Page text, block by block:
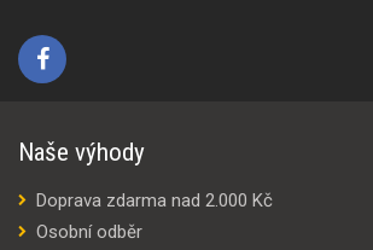
Naše výhody
Doprava zdarma nad 2.000 Kč
Osobní odběr